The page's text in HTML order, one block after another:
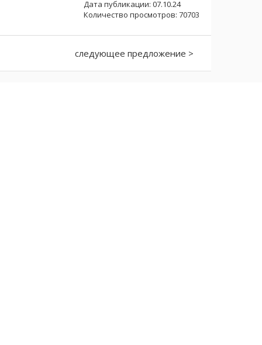
Дата публикации: 07.10.24
Количество просмотров: 70703
следующее предложение >